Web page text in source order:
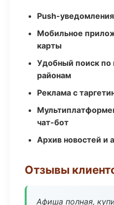
Push-
Мобильное
карты
Удобный поиск по
районам
Реклама с
чат-бот
Архив новостей и
Отзывы
Афиша полная,